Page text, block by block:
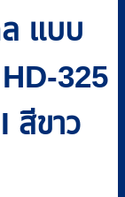
แบบ
325
สีขาว